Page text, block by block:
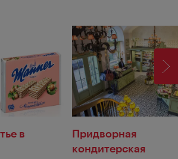
в
Придворная
кондитерская